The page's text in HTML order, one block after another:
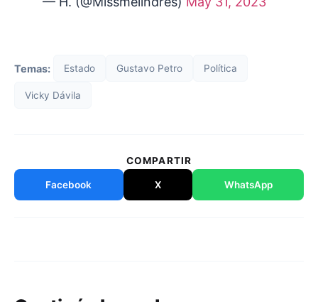
Temas: Estado Gustavo Petro Política
Vicky Dávila
COMPARTIR
Facebook X WhatsApp